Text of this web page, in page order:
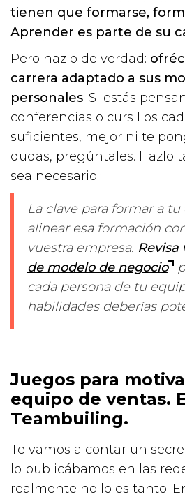
tienen que formarse,
Aprender es parte de su
Pero hazlo de verdad:
carrera adaptado a sus
personales. Si estás
conferencias o cursillos
suficientes, mejor ni te
dudas, pregúntales. Hazlo
sea necesario.
La clave para formar a
alinear esa formación
vuestra empresa. Revisa
de modelo de negocio
cada persona de tu
habilidades deberías
Juegos para
equipo de ventas.
Teambuiling.
Te vamos a contar un
lo publicábamos en las
realmente no lo es tanto.